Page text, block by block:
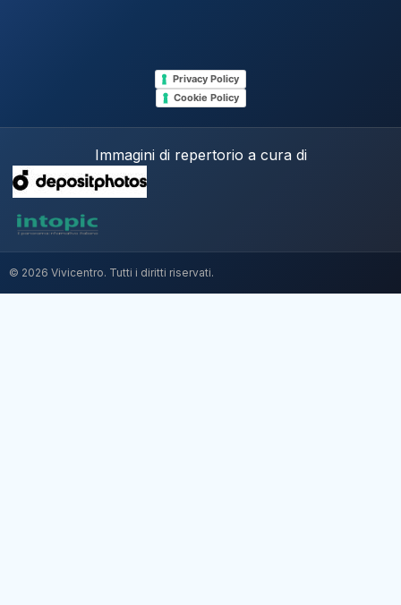
Privacy Policy
Cookie Policy
Immagini di repertorio a cura di
© 2026 Vivicentro. Tutti i diritti riservati.